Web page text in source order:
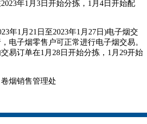
年1月3日开始分拣，1月4日开始配
年1月21日至2023年1月27日)电子烟交
电子烟零售户可正常进行电子烟交易。
易订单在1月28日开始分拣，1月29开始
烟销售管理处